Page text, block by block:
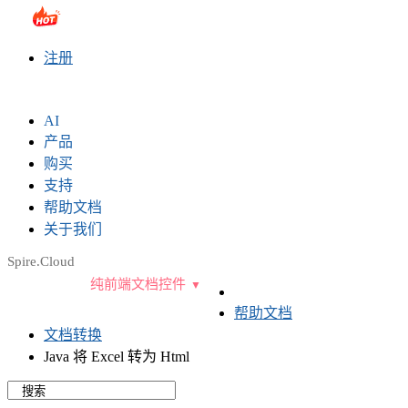
sales@e-iceblue.com
注册
AI
产品
购买
支持
帮助文档
关于我们
Spire.Cloud
纯前端文档控件
帮助文档
文档转换
Java 将 Excel 转为 Html